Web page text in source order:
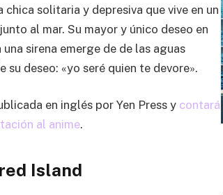
chica solitaria y depresiva que vive en un
al mar. Su mayor y único deseo en
sirena emerge de de las aguas
su deseo: «yo seré quien te devore».
en inglés por Yen Press y contará
al anime.
Island